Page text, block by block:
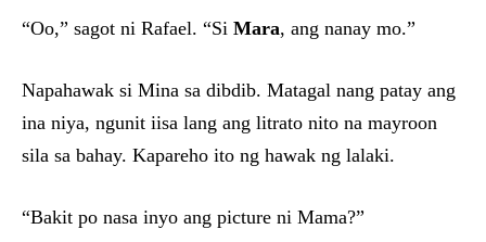
“Oo,” sagot ni Rafael. “Si Mara, ang nanay mo.”
Napahawak si Mina sa dibdib. Matagal nang patay ang
ina niya, ngunit iisa lang ang litrato nito na mayroon
sila sa bahay. Kapareho ito ng hawak ng lalaki.
“Bakit po nasa inyo ang picture ni Mama?”